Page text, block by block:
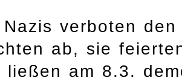
Nazis verboten
ab, sie
ließen am 8.3.